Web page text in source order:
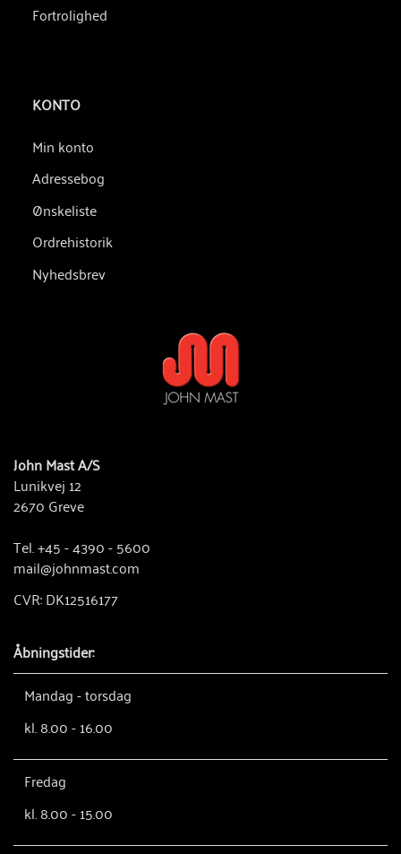
Fortrolighed
KONTO
Min konto
Adressebog
Ønskeliste
Ordrehistorik
Nyhedsbrev
John Mast A/S
Lunikvej 12
2670 Greve
Tel. +45 - 4390 - 5600
mail@johnmast.com
CVR: DK12516177
Åbningstider:
Mandag - torsdag
kl. 8.00 - 16.00
Fredag
kl. 8.00 - 15.00